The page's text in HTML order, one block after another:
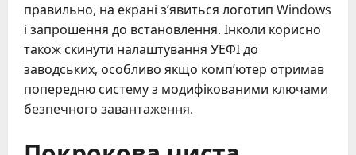
правильно, на екрані з’явиться логотип Windows
і запрошення до встановлення. Інколи корисно
також скинути налаштування УЕФІ до
заводських, особливо якщо комп’ютер отримав
попередню систему з модифікованими ключами
безпечного завантаження.